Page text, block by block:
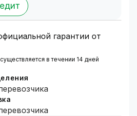
гарантии от
в течении 14 дней